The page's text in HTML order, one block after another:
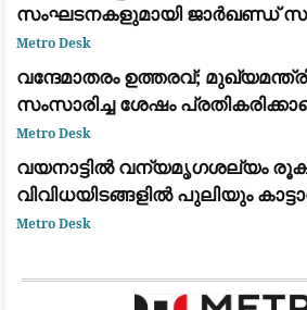
സംഘടനകളുമായി ജാർഖണ്ഡ്
നടത്തി; സമരം തുടരുമെന്ന്
Metro Desk
വന്ദേമാതരം ഉത്തരവ്;
സംസാരിച്ച ശേഷം
കുഞ്ഞാലിക്കുട്ടി: നിലപാടിൽ
Metro Desk
വയനാട്ടിൽ വന്യമൃഗശല്യം
വിവിധയിടങ്ങളിൽ പുലിയും
ആശങ്കയിൽ ജനങ്ങൾ
Metro Desk